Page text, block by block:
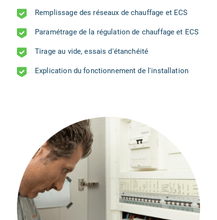
Remplissage des réseaux de chauffage et ECS
Paramétrage de la régulation de chauffage et ECS
Tirage au vide, essais d'étanchéité
Explication du fonctionnement de l'installation